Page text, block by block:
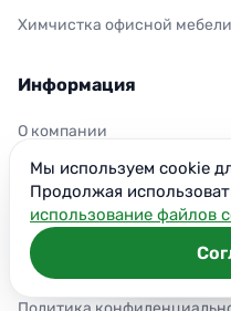
Химчистка офисной мебели
Информация
О компании
Отзывы клиентов
Контакты
Блог
Карта сайта
Мы используем cookie
Продолжая
использование файлов